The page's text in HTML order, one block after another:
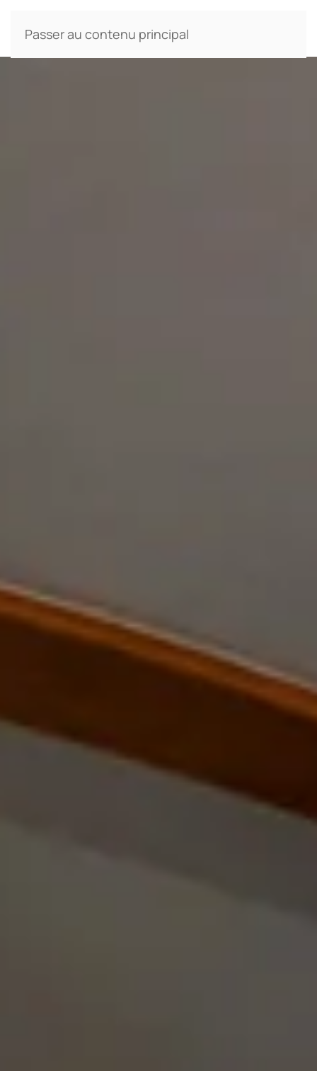
Passer au contenu principal